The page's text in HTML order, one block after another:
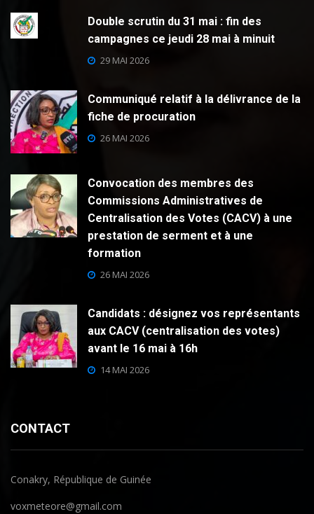
Double scrutin du 31 mai : fin des
campagnes ce jeudi 28 mai à minuit
29 MAI 2026
Communiqué relatif à la délivrance de la
fiche de procuration
26 MAI 2026
Convocation des membres des
Commissions Administratives de
Centralisation des Votes (CACV) à une
prestation de serment et à une
formation
26 MAI 2026
Candidats : désignez vos représentants
aux CACV (centralisation des votes)
avant le 16 mai à 16h
14 MAI 2026
CONTACT
Conakry, République de Guinée
voxmeteore@gmail.com